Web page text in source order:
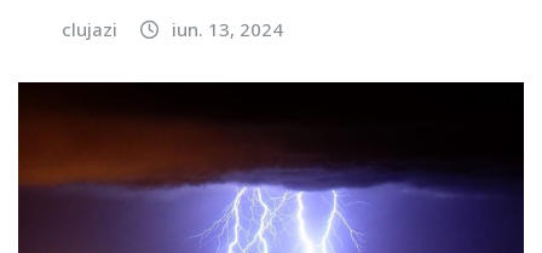
clujazi iun. 13, 2024